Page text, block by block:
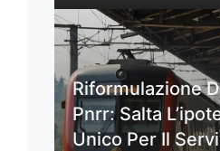
Riformulazione
Pnrr: Salta
Unico Per Il